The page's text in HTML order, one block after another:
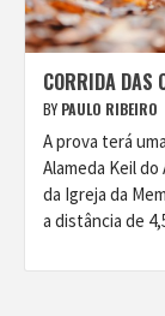
CORRIDA DAS
BY PAULO RIBEIRO
A prova terá
Alameda Keil
da Igreja da
a distância de